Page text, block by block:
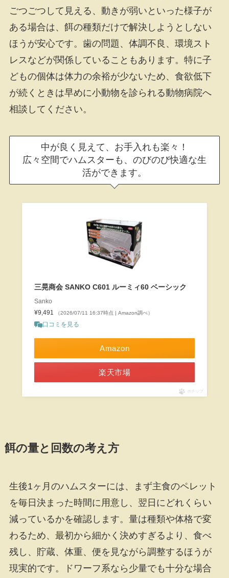
ごつごつして見える、動きが弱いといった様子が
ある場合は、餌の種類だけで解決しようとしない
ほうが安心です。歯の問題、体調不良、環境スト
レスなどが関係していることもあります。特に子
どもの個体は体力の余裕が少ないため、食欲低下
が続くときは早めに小動物を診られる動物病院へ
相談してください。
中が良く見えて、お手入れも楽々！
広々空間でハムスターも、のびのび快適な生
活ができます。
三晃商会 SANKO C601 ルーミィ60 ベーシック
Sanko
¥9,491
（2026/07/11 16:37時点 | Amazon調べ）
口コミを見る
Amazon
楽天市場
ポチップ
餌の量と回数の考え方
生後1ヶ月のハムスターには、まず主食のペレット
を毎日決まった時間に用意し、翌日にどれくらい
減っているかを確認します。量は種類や体格で変
わるため、最初から細かく決めすぎるより、食べ
残し、貯蔵、体重、便を見ながら調整するほうが
現実的です。ドワーフ系なら少量でも十分な場合